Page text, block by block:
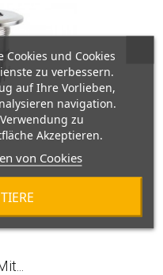
und Cookies
zu verbessern.
auf Ihre Vorlieben,
navigation.
zu
Akzeptieren.
von Cookies